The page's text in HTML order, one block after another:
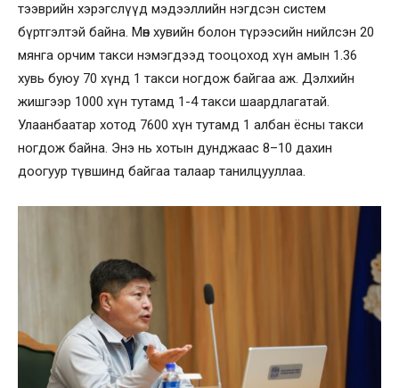
тээврийн хэрэгслүүд мэдээллийн нэгдсэн систем
бүртгэлтэй байна. Мөн хувийн болон түрээсийн нийлсэн 20
мянга орчим такси нэмэгдээд тооцоход хүн амын 1.36
хувь буюу 70 хүнд 1 такси ногдож байгаа аж. Дэлхийн
жишгээр 1000 хүн тутамд 1-4 такси шаардлагатай.
Улаанбаатар хотод 7600 хүн тутамд 1 албан ёсны такси
ногдож байна. Энэ нь хотын дунджаас 8–10 дахин
доогуур түвшинд байгаа талаар танилцууллаа.